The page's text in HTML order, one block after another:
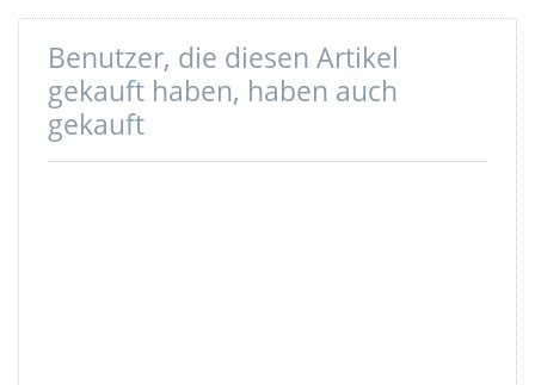
Benutzer, die diesen Artikel
gekauft haben, haben auch
gekauft